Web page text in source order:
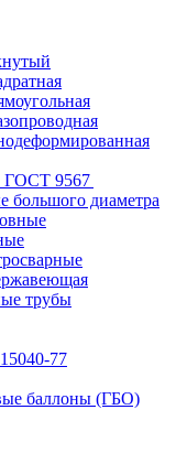
ГОСТ 9567
большого диаметра
трубы
77
баллоны (ГБО)